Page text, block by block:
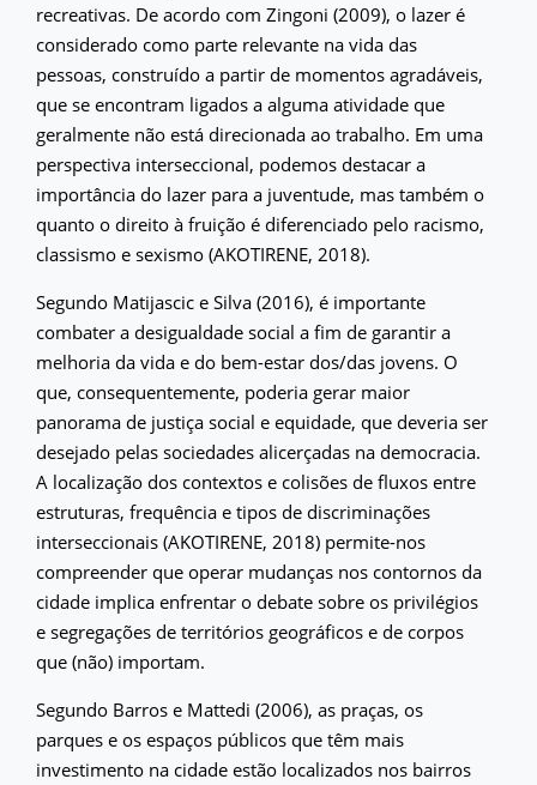
recreativas. De acordo com Zingoni (2009), o lazer é
considerado como parte relevante na vida das
pessoas, construído a partir de momentos agradáveis,
que se encontram ligados a alguma atividade que
geralmente não está direcionada ao trabalho. Em uma
perspectiva interseccional, podemos destacar a
importância do lazer para a juventude, mas também o
quanto o direito à fruição é diferenciado pelo racismo,
classismo e sexismo (AKOTIRENE, 2018).
Segundo Matijascic e Silva (2016), é importante
combater a desigualdade social a fim de garantir a
melhoria da vida e do bem-estar dos/das jovens. O
que, consequentemente, poderia gerar maior
panorama de justiça social e equidade, que deveria ser
desejado pelas sociedades alicerçadas na democracia.
A localização dos contextos e colisões de fluxos entre
estruturas, frequência e tipos de discriminações
interseccionais (AKOTIRENE, 2018) permite-nos
compreender que operar mudanças nos contornos da
cidade implica enfrentar o debate sobre os privilégios
e segregações de territórios geográficos e de corpos
que (não) importam.
Segundo Barros e Mattedi (2006), as praças, os
parques e os espaços públicos que têm mais
investimento na cidade estão localizados nos bairros